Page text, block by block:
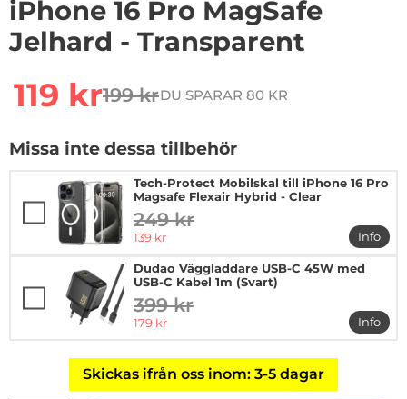
iPhone 16 Pro MagSafe
Jelhard - Transparent
rea pris
119 krtidigare pris
199 krDU SPARAR 80 KR
Missa inte dessa tillbehör
Tech-Protect Mobilskal till iPhone 16 Pro
Magsafe Flexair Hybrid - Clear
tidigare pris
249 kr
rea pris
139 kr
Info
mer
Dudao Väggladdare USB-C 45W med
USB-C Kabel 1m (Svart)
tidigare pris
399 kr
rea pris
179 kr
Info
mer
Skickas ifrån oss inom: 3-5 dagar